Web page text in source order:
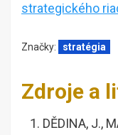
strategického
Značky: stratégia
Zdroje a
DĚDINA, J.,